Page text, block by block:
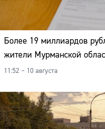
Более 19 миллиардов
жители Мурманской
11:52 – 10 августа